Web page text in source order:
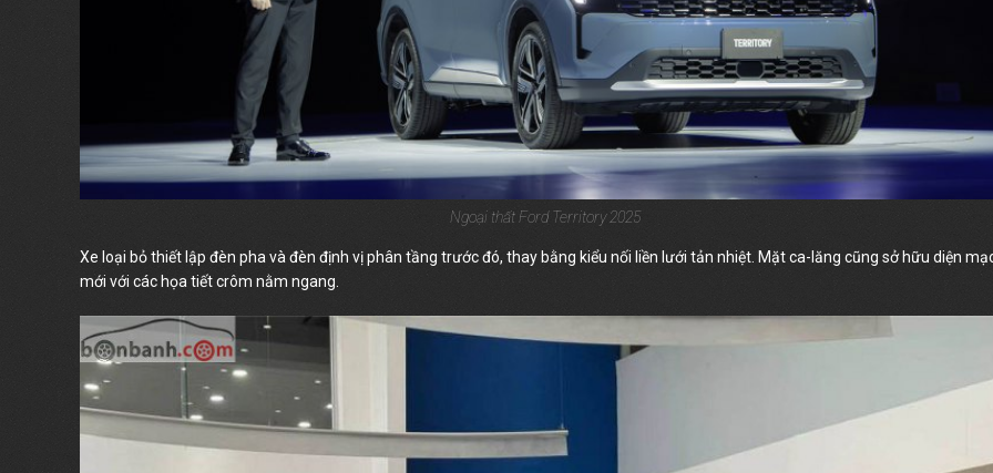
Ngoại thất Ford Territory 2025
Xe loại bỏ thiết lập đèn pha và đèn định vị phân tầng trước đó, thay bằng kiểu nối liền lưới tản nhiệt. Mặt ca-lăng cũng sở hữu diện
mới với các họa tiết crôm nằm ngang.